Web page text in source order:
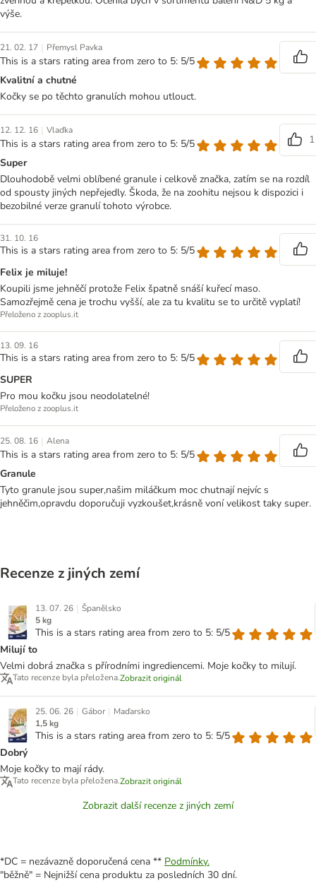
výše.
21. 02. 17 | Přemysl Pavka
This is a stars rating area from zero to 5: 5/5
Kvalitní a chutné
Kočky se po těchto granulích mohou utlouct.
12. 12. 16 | Vlaďka
This is a stars rating area from zero to 5: 5/5
1
Super
Dlouhodobě velmi oblíbené granule i celkově značka, zatím se na rozdíl
od spousty jiných nepřejedly. Škoda, že na zoohitu nejsou k dispozici i
bezobilné verze granulí tohoto výrobce.
31. 10. 16
This is a stars rating area from zero to 5: 5/5
Felix je miluje!
Koupili jsme jehněčí protože Felix špatně snáší kuřecí maso.
Samozřejmě cena je trochu vyšší, ale za tu kvalitu se to určitě vyplatí!
Přeloženo z zooplus.it
13. 09. 16
This is a stars rating area from zero to 5: 5/5
SUPER
Pro mou kočku jsou neodolatelné!
Přeloženo z zooplus.it
25. 08. 16 | Alena
This is a stars rating area from zero to 5: 5/5
Granule
Tyto granule jsou super,našim miláčkum moc chutnají nejvíc s
jehněčim,opravdu doporučuji vyzkoušet,krásně voní velikost taky super.
Recenze z jiných zemí
13. 07. 26 | Španělsko
5 kg
This is a stars rating area from zero to 5: 5/5
Milují to
Velmi dobrá značka s přírodními ingrediencemi. Moje kočky to milují.
Tato recenze byla přeložena.Zobrazit originál
25. 06. 26 | Gábor | Maďarsko
1,5 kg
This is a stars rating area from zero to 5: 5/5
Dobrý
Moje kočky to mají rády.
Tato recenze byla přeložena.Zobrazit originál
Zobrazit další recenze z jiných zemí
*DC = nezávazně doporučená cena ** Podmínky.
"běžně" = Nejnižší cena produktu za posledních 30 dní.